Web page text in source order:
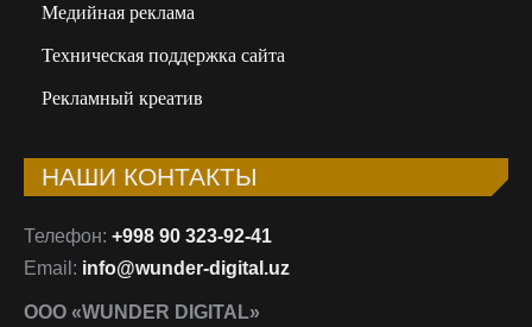
Медийная реклама
Техническая поддержка сайта
Рекламный креатив
НАШИ КОНТАКТЫ
Телефон: +998 90 323-92-41
Email: info@wunder-digital.uz
ООО «WUNDER DIGITAL»